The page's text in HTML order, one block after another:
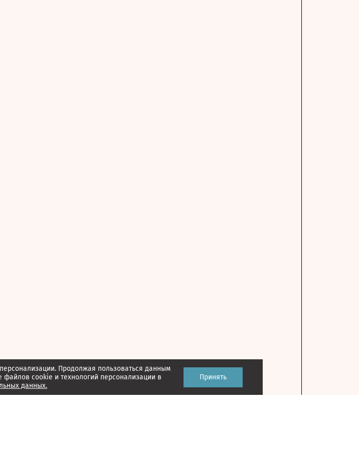
Продолжая пользоваться данным
файлов cookie и технологий персонализации в
данных.
Принять